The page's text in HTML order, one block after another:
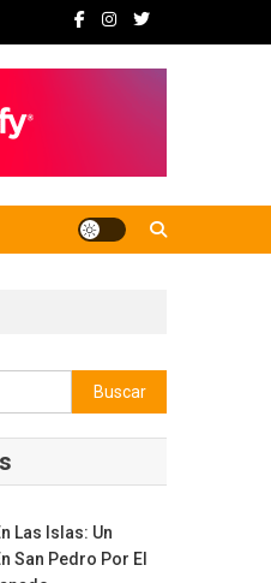
Buscar:
Las Islas: Un
San Pedro Por El